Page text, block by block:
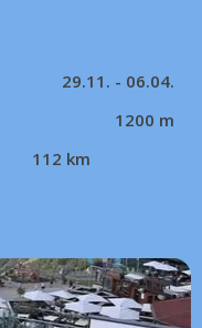
29.11. - 06.04.
1200 m
112 km
24 km